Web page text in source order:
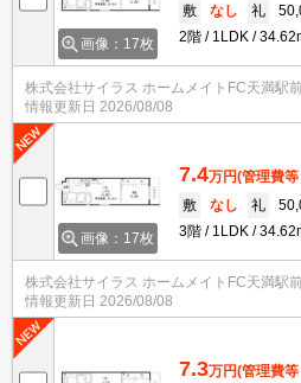
画像：17枚
敷
なし 礼
2階
1LDK
株式会社サイラス ホームメイトFC天満駅
情報更新日 2026/08/08
画像：17枚
7.4万円(管理費
敷
なし 礼
3階
1LDK
株式会社サイラス ホームメイトFC天満駅
情報更新日 2026/08/08
7.3万円(管理費